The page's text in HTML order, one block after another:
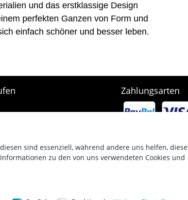
und das erstklassige Design
perfekten Ganzen von Form und
einfach schöner und besser leben.
widerrufen
Zahlungsarten
sind essenziell, während andere uns helfen, diese
zu den von uns verwendeten Cookies und